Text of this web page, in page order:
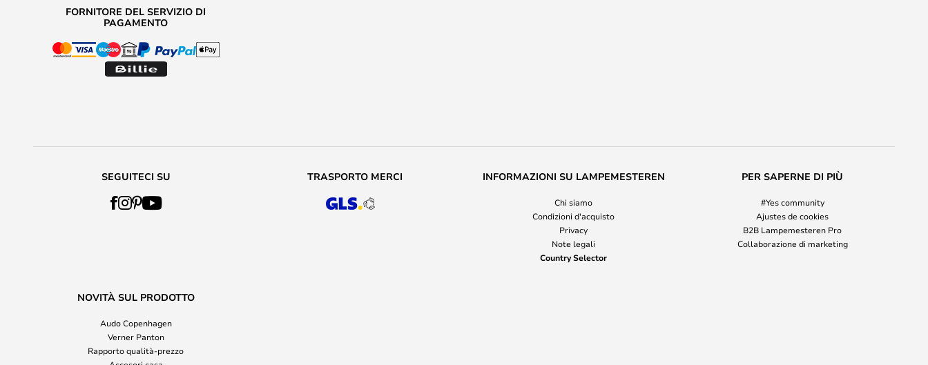
FORNITORE DEL SERVIZIO DI
PAGAMENTO
SEGUITECI SU TRASPORTO MERCI INFORMAZIONI SU LAMPEMESTEREN
Chi siamo
Condizioni d'acquisto
Privacy
Note legali
Country Selector
PER SAPERNE DI PIÙ
#Yes community
Ajustes de cookies
B2B Lampemesteren Pro
Collaborazione di marketing
NOVITÀ SUL PRODOTTO
Audo Copenhagen
Verner Panton
Rapporto qualità-prezzo